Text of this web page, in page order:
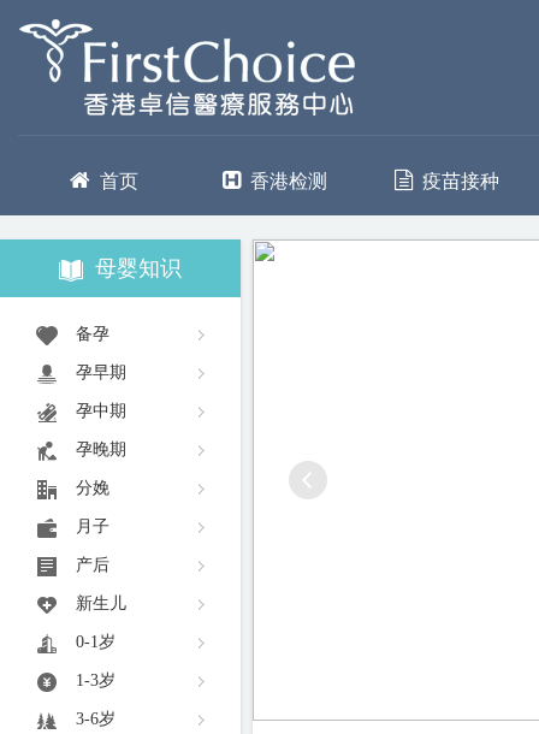
首页 香港检测 疫苗接种
母婴知识
备孕
孕早期
孕中期
孕晚期
分娩
月子
产后
新生儿
0-1岁
1-3岁
3-6岁